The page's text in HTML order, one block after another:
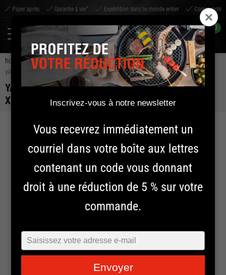
après Garantie à vie* Expédition dans le monde entier Commandé avant
0
home accessoires accessoires pour barbecue
outils de bbq
yakiniku kamado grattoir à cendres | xxlarge | xlarge | large | medium
YAKINIKU KAMADO GRATTOIR À CENDRES |
XXLARGE | XLARGE | LARGE | MEDIUM
Inscrivez-vous à notre newsletter
Vous recevrez immédiatement un
courriel dans votre boîte aux lettres
contenant un code vous donnant
droit à une réduction de 5 % sur votre
commande.
Typ
je
Envoyer